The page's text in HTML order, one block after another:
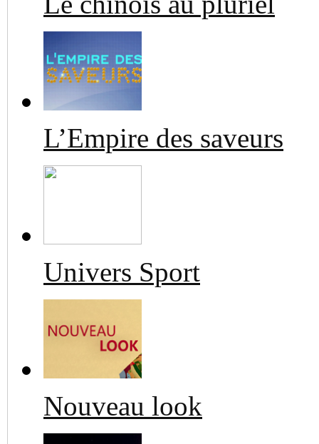
L’Empire des saveurs
Univers Sport
Nouveau look